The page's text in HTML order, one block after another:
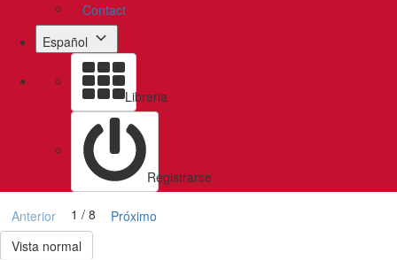
Contact
Español
Libreria
Registrarse
Anterior 1 / 8
Próximo
Vista normal